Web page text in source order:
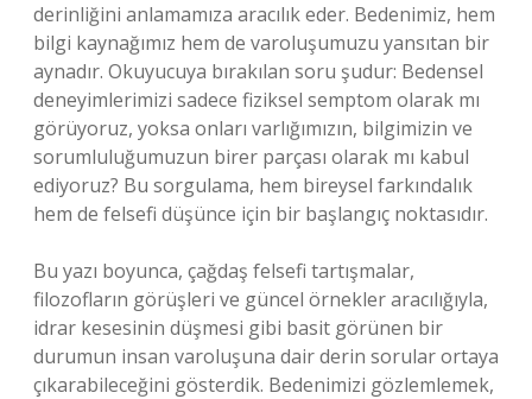
derinliğini anlamamıza aracılık eder. Bedenimiz, hem
bilgi kaynağımız hem de varoluşumuzu yansıtan bir
aynadır. Okuyucuya bırakılan soru şudur: Bedensel
deneyimlerimizi sadece fiziksel semptom olarak mı
görüyoruz, yoksa onları varlığımızın, bilgimizin ve
sorumluluğumuzun birer parçası olarak mı kabul
ediyoruz? Bu sorgulama, hem bireysel farkındalık
hem de felsefi düşünce için bir başlangıç noktasıdır.
Bu yazı boyunca, çağdaş felsefi tartışmalar,
filozofların görüşleri ve güncel örnekler aracılığıyla,
idrar kesesinin düşmesi gibi basit görünen bir
durumun insan varoluşuna dair derin sorular ortaya
çıkarabileceğini gösterdik. Bedenimizi gözlemlemek,